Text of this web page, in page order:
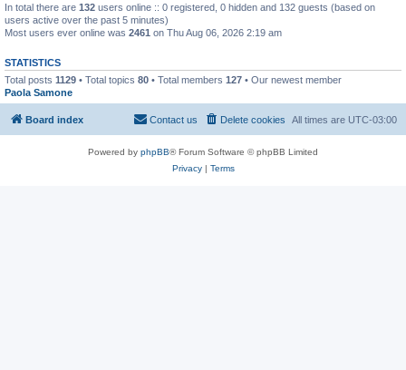
In total there are 132 users online :: 0 registered, 0 hidden and 132 guests (based on
users active over the past 5 minutes)
Most users ever online was 2461 on Thu Aug 06, 2026 2:19 am
STATISTICS
Total posts 1129 • Total topics 80 • Total members 127 • Our newest member
Paola Samone
Board index All times are UTC-03:00
Delete cookies
Contact us
Powered by phpBB® Forum Software © phpBB Limited
Privacy| Terms